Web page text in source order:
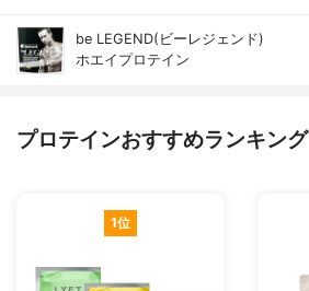
be LEGEND(ビーレジェンド)
ホエイプロテイン
プロテインおすすめランキング
1位